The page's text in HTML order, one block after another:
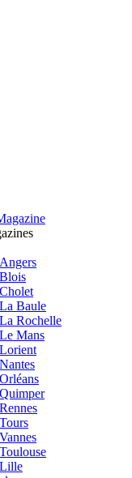
Angers
Blois
Cholet
La Baule
La Rochelle
Le Mans
Lorient
Nantes
Orléans
Quimper
Rennes
Tours
Vannes
Toulouse
Lille